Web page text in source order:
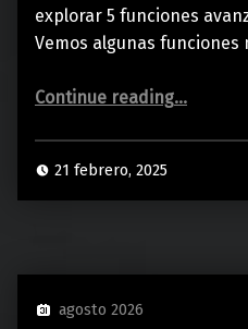
explorar 5 funciones
Vemos algunas funciones
Continue reading“5 FUNCIONES AVANZADAS de
…
21 febrero, 2025
agosto 2026